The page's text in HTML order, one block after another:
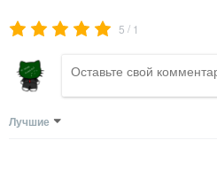
5 / 1
Лучшие